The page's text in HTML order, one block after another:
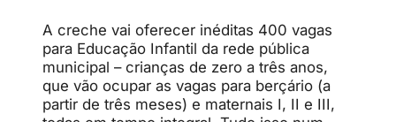
A creche vai oferecer inéditas 400 vagas
para Educação Infantil da rede pública
municipal – crianças de zero a três anos,
que vão ocupar as vagas para berçário (a
partir de três meses) e maternais I, II e III,